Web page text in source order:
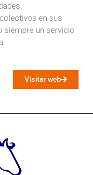
en sus
siempre un servicio
Visitar web